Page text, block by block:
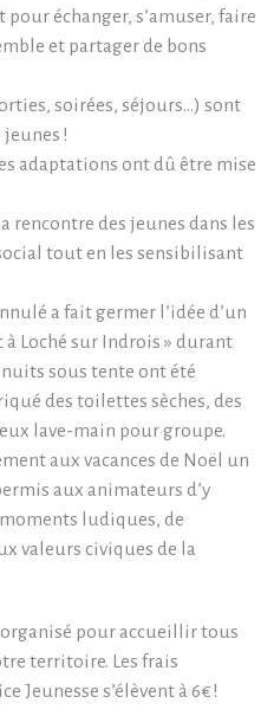
pour échanger, s’amuser, faire
et partager de bons
soirées, séjours…) sont
!
adaptations ont dû être mise
rencontre des jeunes dans les
tout en les sensibilisant
a fait germer l’idée d’un
Loché sur Indrois » durant
sous tente ont été
des toilettes sèches, des
lave-main pour groupe.
aux vacances de Noël un
aux animateurs d’y
ludiques, de
valeurs civiques de la
pour accueillir tous
territoire. Les frais
Jeunesse s’élèvent à 6€ !